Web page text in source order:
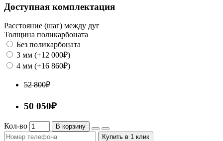
Доступная комплектация
Расстояние (шаг) между дуг
Толщина поликарбоната
Без поликарбоната
3 мм (+12 000₽)
4 мм (+16 860₽)
52 800₽
50 050₽
Кол-во
В корзину
Купить в 1 клик